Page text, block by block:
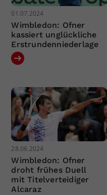
01.07.2024
Wimbledon: Ofner
kassiert unglückliche
Erstrundenniederlage
28.06.2024
Wimbledon: Ofner
droht frühes Duell
mit Titelverteidiger
Alcaraz